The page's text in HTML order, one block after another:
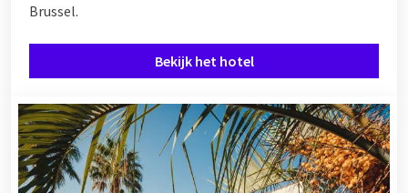
Brussel.
Bekijk het hotel